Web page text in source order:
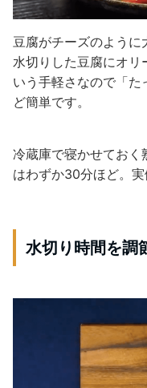
豆腐がチーズのように
水切りした豆腐にオリ
いう手軽さなので「た
ど簡単です。
冷蔵庫で寝かせておく
はわずか30分ほど。実
水切り時間を調